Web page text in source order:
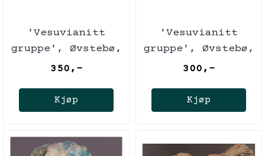
'Vesuvianitt
gruppe', Øvstebø,
Norge
350,-
Kjøp
'Vesuvianitt
gruppe', Øvstebø,
Norge
300,-
Kjøp